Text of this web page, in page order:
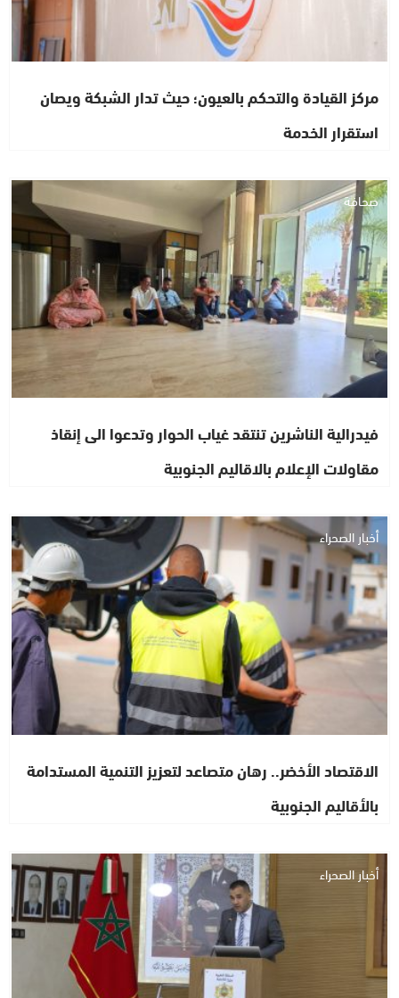
مركز القيادة والتحكم بالعيون؛ حيث تدار الشبكة ويصان
استقرار الخدمة
صحافة
فيدرالية الناشرين تنتقد غياب الحوار وتدعوا الى إنقاذ
مقاولات الإعلام بالاقاليم الجنوبية
أخبار الصحراء
الاقتصاد الأخضر.. رهان متصاعد لتعزيز التنمية المستدامة
بالأقاليم الجنوبية
أخبار الصحراء